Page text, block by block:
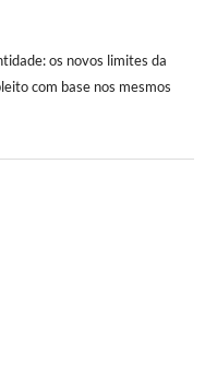
os novos limites da
com base nos mesmos